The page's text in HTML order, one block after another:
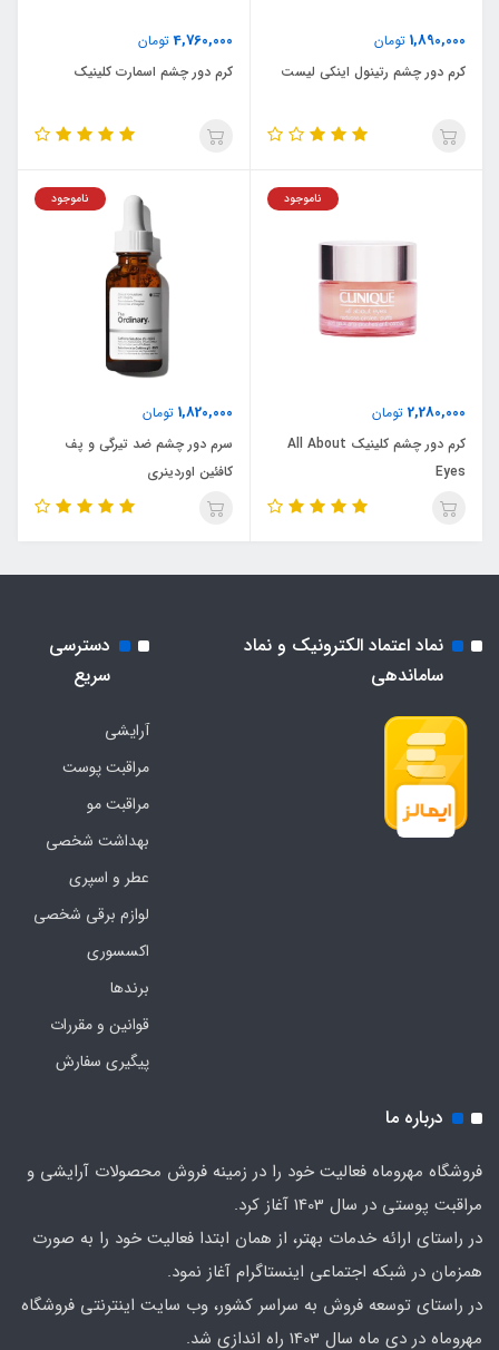
1,890,000 تومان
کرم دور چشم رتینول اینکی لیست
4,760,000تومان
کرم دور چشم اسمارت کلینیک
2,280,000 تومان
ناموجود
کرم دور چشم کلینیک All About
Eyes
1,820,000 تومان
ناموجود
سرم دور چشم ضد تیرگی و پف
کافئین اوردینری
نماد اعتماد الکترونیک و نماد
ساماندهی
دسترسی
سریع
آرایشی
مراقبت پوست
مراقبت مو
بهداشت شخصی
عطر و اسپری
لوازم برقی شخصی
اکسسوری
برندها
قوانین و مقررات
پیگیری سفارش
درباره ما
فروشگاه مهروماه فعالیت خود را در زمینه فروش محصولات آرایشی و
مراقبت پوستی در سال 1403 آغاز کرد.
در راستای ارائه خدمات بهتر، از همان ابتدا فعالیت خود را به صورت
همزمان در شبکه اجتماعی اینستاگرام آغاز نمود.
در راستای توسعه فروش به سراسر کشور، وب سایت اینترنتی فروشگاه
مهروماه در دی ماه سال 1403 راه اندازی شد.